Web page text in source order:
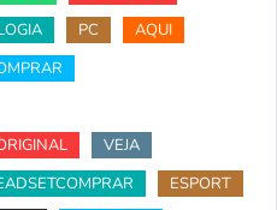
PC
AQUI
VEJA
ESPORT